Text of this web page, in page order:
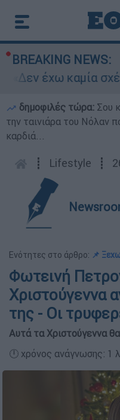
BREAKING NEWS:
έχω καμία σχέση
δημοφιλές τώρα: Σου
την ταινιάρα του Νόλαν
καρδιά...
┋ Lifestyle ┋
Ενότητες στο άρθρο: 📌
Φωτεινή
Χριστούγεννα
της - Οι
Αυτά τα Χριστούγεννα
🕛 χρόνος ανάγνωσης: 1